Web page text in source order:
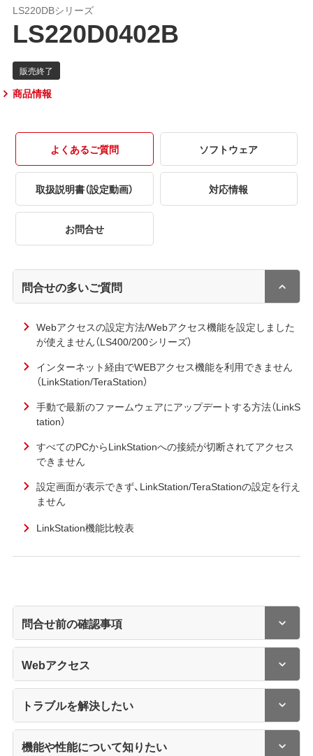
LS220DBシリーズ
LS220D0402B
商品情報
よくあるご質問 ソフトウェア
取扱説明書（設定動画） 対応情報
お問合せ
問合せの多いご質問
Webアクセスの設定方法/Webアクセス機能を設定しました
が使えません（LS400/200シリーズ）
インターネット経由でWEBアクセス機能を利用できません
（LinkStation/TeraStation）
手動で最新のファームウェアにアップデートする方法（LinkS
tation）
すべてのPCからLinkStationへの接続が切断されてアクセス
できません
設定画面が表示できず、LinkStation/TeraStationの設定を行え
ません
LinkStation機能比較表
問合せ前の確認事項
Webアクセス
トラブルを解決したい
機能や性能について知りたい